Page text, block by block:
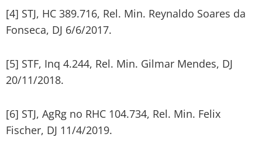
[4] STJ, HC 389.716, Rel. Min. Reynaldo Soares da
Fonseca, DJ 6/6/2017.
[5] STF, Inq 4.244, Rel. Min. Gilmar Mendes, DJ
20/11/2018.
[6] STJ, AgRg no RHC 104.734, Rel. Min. Felix
Fischer, DJ 11/4/2019.